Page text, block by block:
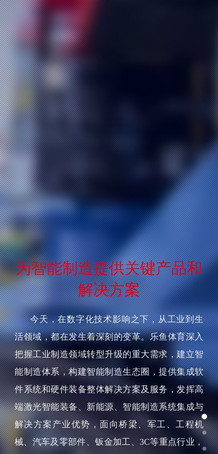
为智能制造提供关键产品和
解决方案
今天，在数字化技术影响之下，从工业到生
活领域，都在发生着深刻的变革。乐鱼体育深入
把握工业制造领域转型升级的重大需求，建立智
能制造体系，构建智能制造生态圈，提供集成软
件系统和硬件装备整体解决方案及服务，发挥高
端激光智能装备、新能源、智能制造系统集成与
解决方案产业优势，面向桥梁、军工、工程机
械、汽车及零部件、钣金加工、3C等重点行业，